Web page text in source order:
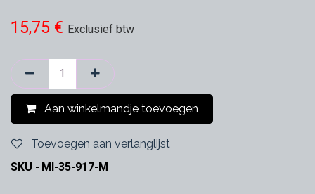
15,75 € Exclusief btw
Aan winkelmandje toevoegen
Toevoegen aan verlanglijst
SKU - MI-35-917-M